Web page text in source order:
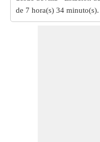
de 7 hora(s) 34 minuto(s).